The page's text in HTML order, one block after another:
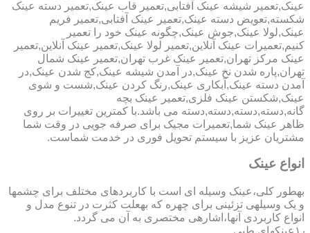
عینک,تعمیر شیشه عینک آفتابی,تعمیر قاب عینک,تعمیر دسته عینک
شکسته,تعویض دسته عینک,تعمیر عینک آفتابی,تعمیر فریم
عینک,لولا عینک,جوش عینک,چگونه عینک خود را تعمیر
کنیم,تعمیرات عینک آنلاین,تعمیر لولا عینک,تعمیر عینک آنلاین,تعمیر
عینک مرکز تهران,تعمیر عینک غرب تهران,تعمیر عینک شمال
تهران,پاره شدن نخ عینک,در آمدن شیشه عینک,کج شدن عینک,در
آمدن دسته عینک,آبکاری عینک,رنگ کردن عینک,شست و شوی
عینک,شکستن عینک فلزی,تعمیر عینک بچه
گانه,دسته,دسته,دسته,دسته می باشد.با کمترین تغییرات بر روی
ظاهر عینک شما,تعمیرات مجیک برای صرفه جویی در وقت شما
مشتریان عزیز با سیستم تحویل فوری در خدمت شماست.
انواع عینک
به­طور کلی،عینک وسیله ای است با کاربردهای مختلف برای چشمها
و یک وسیله­ی تزئینی برای چهره که به­علت کثرت در تنوع مدل و
انواع کاربردی آنها،اشاره­ی مختصری به آن می گردد.